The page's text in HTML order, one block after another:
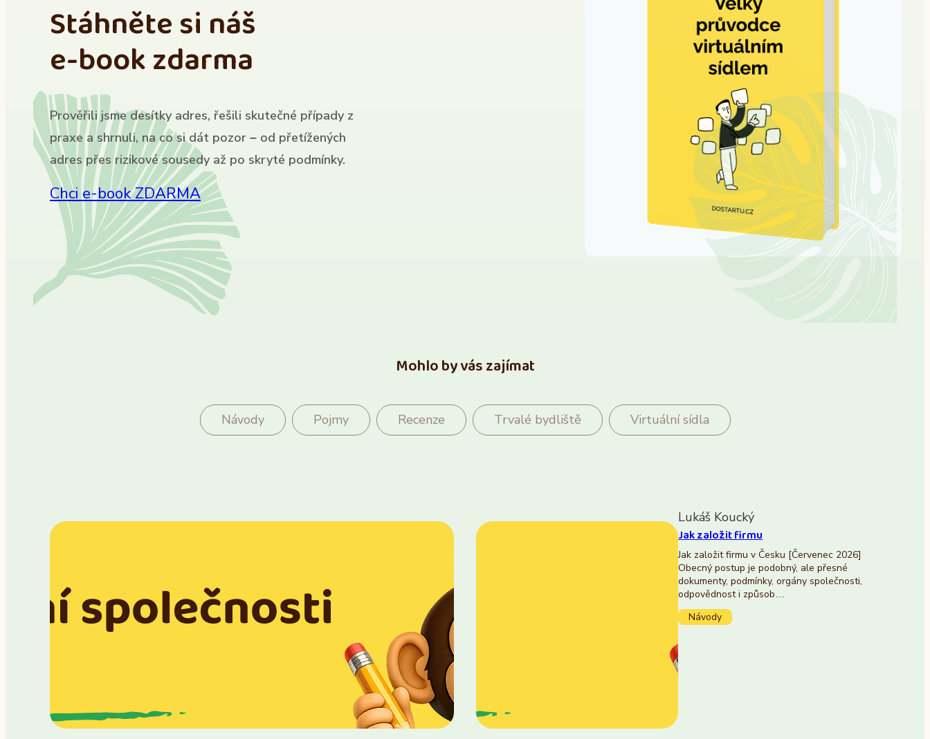
Stáhněte si náš
e-book zdarma
Prověřili jsme desítky adres, řešili skutečné případy z
praxe a shrnuli, na co si dát pozor – od přetížených
adres přes rizikové sousedy až po skryté podmínky.
Chci e-book ZDARMA
Mohlo by vás zajímat
Návody Pojmy Recenze Trvalé bydliště Virtuální sídla
Lukáš Koucký
Jak založit firmu
Jak založit firmu v Česku [Červenec 2026]
Obecný postup je podobný, ale přesné
dokumenty, podmínky, orgány společnosti,
odpovědnost i způsob…
Návody